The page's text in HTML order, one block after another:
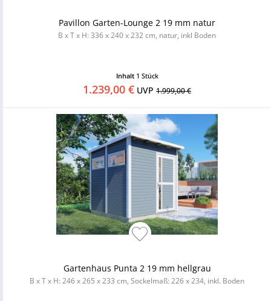
Pavillon Garten-Lounge 2 19 mm natur
B x T x H: 336 x 240 x 232 cm, natur, inkl Boden
Inhalt 1 Stück
1.239,00 € UVP 1.999,00 €
Gartenhaus Punta 2 19 mm hellgrau
B x T x H: 246 x 265 x 233 cm, Sockelmaß: 226 x 234, inkl. Boden